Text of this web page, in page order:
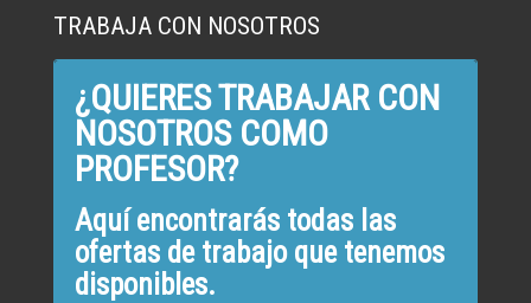
TRABAJA CON NOSOTROS
¿QUIERES TRABAJAR CON
NOSOTROS COMO
PROFESOR?
Aquí encontrarás todas las
ofertas de trabajo que tenemos
disponibles.